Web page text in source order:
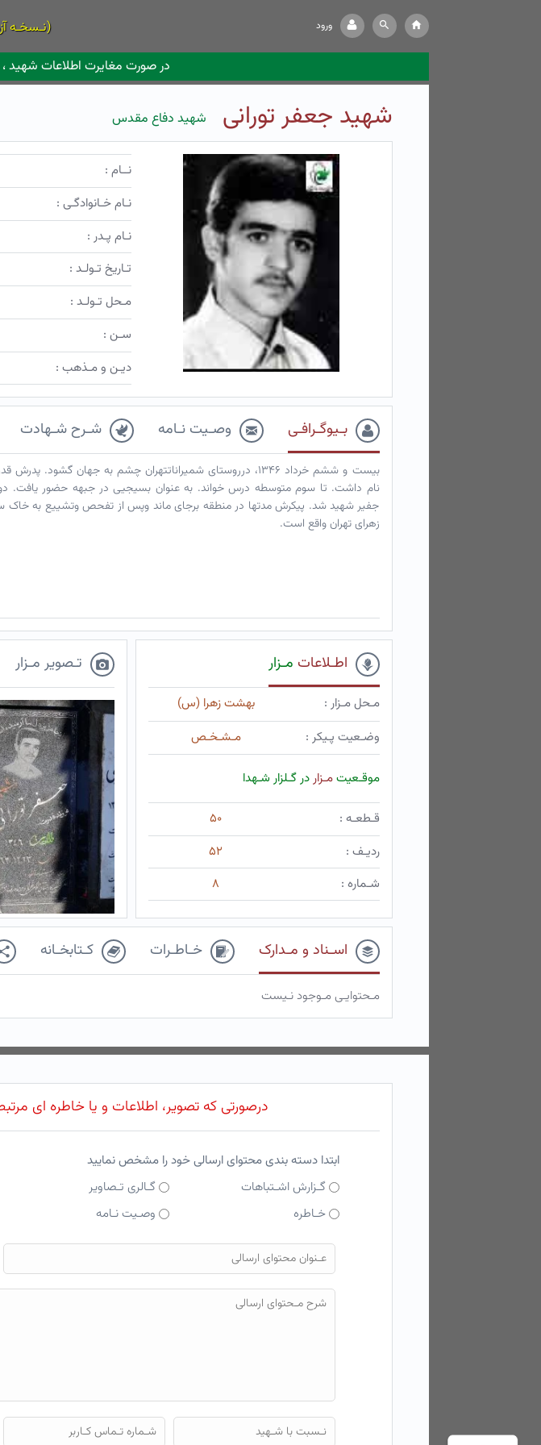
ورود (نـسخـه
در صورت مغایرت اطلاعات شهید ،
شهید جعفر تورانی شهید دفاع مقدس
نــام :
نـام خـانوادگـی :
نـام پـدر :
تـاریخ تـولـد :
مـحل تـولـد :
سـن :
دیـن و مـذهب :
بـیوگـرافـی وصـیت نـامه شـرح شـهادت
بیست و ششم خرداد ۱۳۴۶، درروستای شمیراناتتهران چشم به جهان گشود.
جفیر شهید شد. پیکرش مدتها در منطقه برجای ماند وپس از تفحص وتشییع به خاک
زهرای تهران واقع است.
اطـلاعات مـزار
مـحل مـزار :
بهشت زهرا (س)
وضـعیت پـیکر :
مـشـخـص
موقـعیتمـزاردر گـلزار شـهدا
قـطعـه :
۵۰
ردیـف :
۵۲
شـماره :
۸
تـصویر مـزار
اسـناد و مـدارک خـاطـرات کـتابخـانه
مـحتوایـی مـوجود نـیست
درصورتی که تصویر، اطلاعات و یا خاطره ای
ابتدا دسته بندی محتوای ارسالی خود را مشخص نمایید
گـزارش اشـتباهات
گـالری تـصاویر
خـاطره
وصـیت نـامه